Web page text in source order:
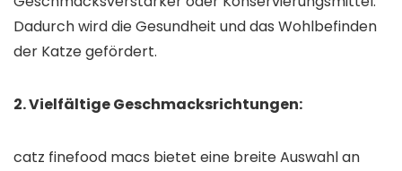
Dadurch wird die Gesundheit und das Wohlbefinden
der Katze gefördert.
2. Vielfältige Geschmacksrichtungen:
catz finefood macs bietet eine breite Auswahl an